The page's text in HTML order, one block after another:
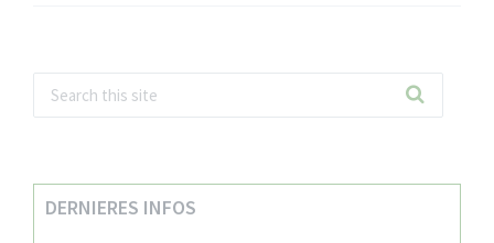
DERNIERES INFOS